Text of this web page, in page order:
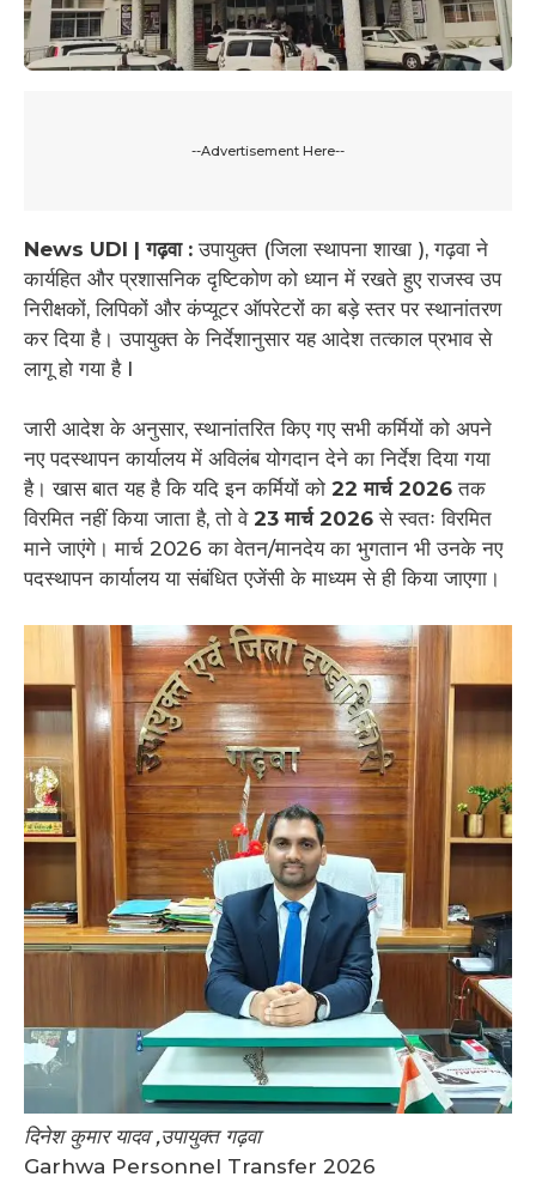
--Advertisement Here--
News UDI | गढ़वा : उपायुक्त (जिला स्थापना शाखा ), गढ़वा ने
कार्यहित और प्रशासनिक दृष्टिकोण को ध्यान में रखते हुए राजस्व उप
निरीक्षकों, लिपिकों और कंप्यूटर ऑपरेटरों का बड़े स्तर पर स्थानांतरण
कर दिया है। उपायुक्त के निर्देशानुसार यह आदेश तत्काल प्रभाव से
लागू हो गया है I
जारी आदेश के अनुसार, स्थानांतरित किए गए सभी कर्मियों को अपने
नए पदस्थापन कार्यालय में अविलंब योगदान देने का निर्देश दिया गया
है। खास बात यह है कि यदि इन कर्मियों को 22 मार्च 2026 तक
विरमित नहीं किया जाता है, तो वे 23 मार्च 2026 से स्वतः विरमित
माने जाएंगे। मार्च 2026 का वेतन/मानदेय का भुगतान भी उनके नए
पदस्थापन कार्यालय या संबंधित एजेंसी के माध्यम से ही किया जाएगा।
दिनेश कुमार यादव ,उपायुक्त गढ़वा
Garhwa Personnel Transfer 2026